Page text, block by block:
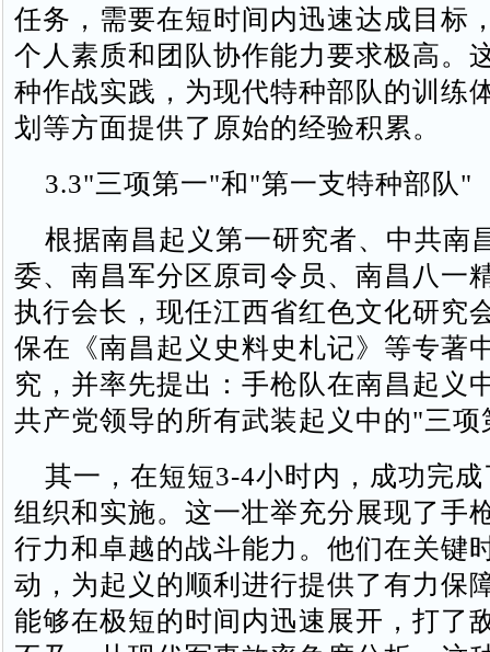
任务，需要在短时间内迅速达成目标
个人素质和团队协作能力要求极高。
种作战实践，为现代特种部队的训练
划等方面提供了原始的经验积累。
3.3"三项第一"和"第一支特种部队"
根据南昌起义第一研究者、中共南
委、南昌军分区原司令员、南昌八一
执行会长，现任江西省红色文化研究
保在《南昌起义史料史札记》等专著
究，并率先提出：手枪队在南昌起义
共产党领导的所有武装起义中的"三项
其一，在短短3-4小时内，成功完成
组织和实施。这一壮举充分展现了手
行力和卓越的战斗能力。他们在关键
动，为起义的顺利进行提供了有力保
能够在极短的时间内迅速展开，打了